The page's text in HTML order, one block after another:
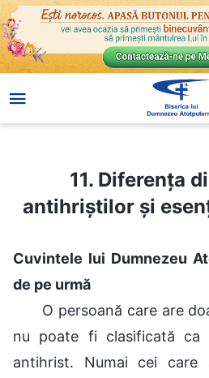
11. Diferența dintre firea antihriștilor
11. Diferența
antihriștilor și
Cuvintele lui Dumnezeu
de pe urmă
O persoană care are
nu poate fi clasificată ca
antihrist. Numai cei care